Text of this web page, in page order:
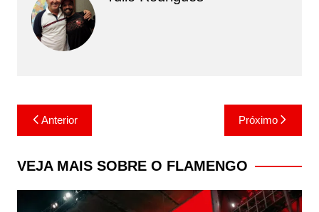
Navegação
de
Post
Anterior Próximo
VEJA MAIS SOBRE O FLAMENGO